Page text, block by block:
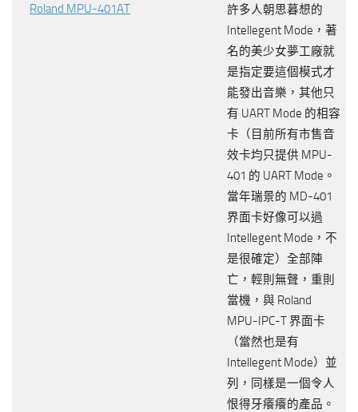
Roland MPU-401AT
許多人朝思暮想的
Intellegent Mode，著
名的美少女夢工廠就
是指定要這個模式才
能發出音樂，其他只
有 UART Mode 的相容
卡（目前所有市售音
效卡均只提供 MPU-
401 的 UART Mode。
當年瑞景的 MD-401
界面卡好像可以過
Intellegent Mode，不
是很確定）全部陣
亡，輕則無聲，重則
當機，與 Roland
MPU-IPC-T 界面卡
（當然也是有
Intellegent Mode）並
列，同樣是一個令人
恨得牙癢癢的產品。